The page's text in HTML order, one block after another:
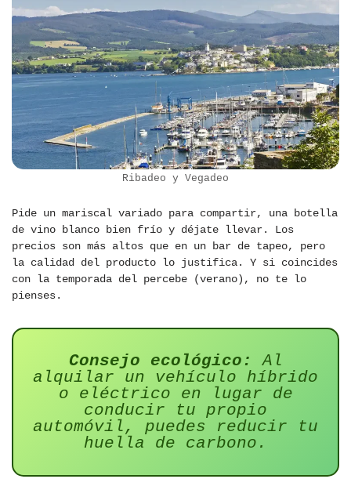
Ribadeo y Vegadeo
Pide un mariscal variado para compartir, una botella
de vino blanco bien frío y déjate llevar. Los
precios son más altos que en un bar de tapeo, pero
la calidad del producto lo justifica. Y si coincides
con la temporada del percebe (verano), no te lo
pienses.
Consejo ecológico:
Al
alquilar un vehículo híbrido
o eléctrico en lugar de
conducir tu propio
automóvil, puedes reducir tu
huella de carbono.